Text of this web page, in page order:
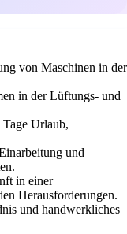
von Maschinen in der
in der Lüftungs- und
Urlaub,
und
in einer
Herausforderungen.
und handwerkliches